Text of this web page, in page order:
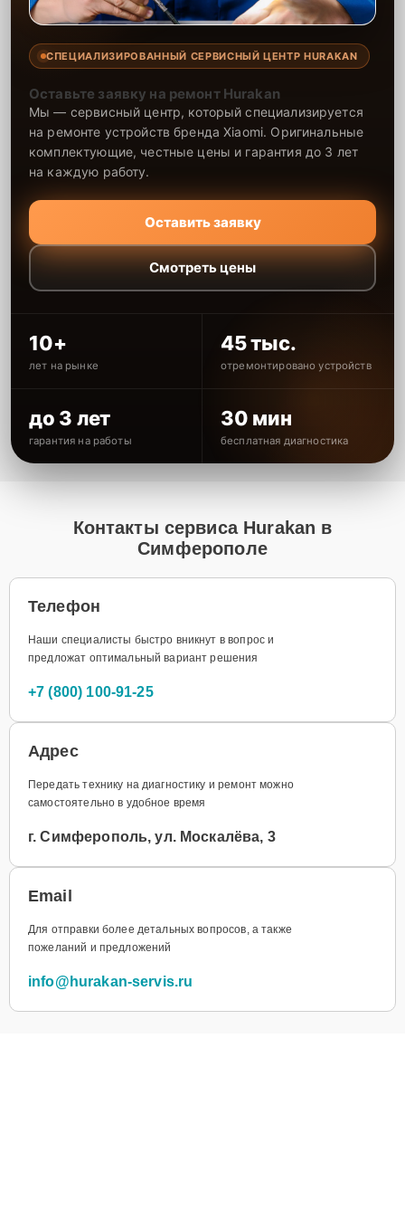
СПЕЦИАЛИЗИРОВАННЫЙ СЕРВИСНЫЙ ЦЕНТР HURAKAN
Оставьте заявку на ремонт Hurakan
Мы — сервисный центр, который специализируется
на ремонте устройств бренда Xiaomi. Оригинальные
комплектующие, честные цены и гарантия до 3 лет
на каждую работу.
Оставить заявку
Смотреть цены
10+
лет на рынке
45 тыс.
отремонтировано устройств
до 3 лет
гарантия на работы
30 мин
бесплатная диагностика
Контакты сервиса Hurakan в
Симферополе
Телефон
Наши специалисты быстро вникнут в вопрос и
предложат оптимальный вариант решения
+7 (800) 100-91-25
Адрес
Передать технику на диагностику и ремонт можно
самостоятельно в удобное время
г. Симферополь, ул. Москалёва, 3
Email
Для отправки более детальных вопросов, а также
пожеланий и предложений
info@hurakan-servis.ru